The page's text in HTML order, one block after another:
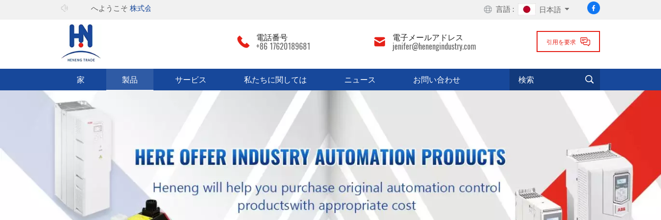
へようこそ株式会社ヒーキャン 言語 : 日本語
引用を要求
電話番号
+86 17620189681
電子メールアドレス
jenifer@henengindustry.com
家 製品 サービス 私たちに関しては ニュース お問い合わせ